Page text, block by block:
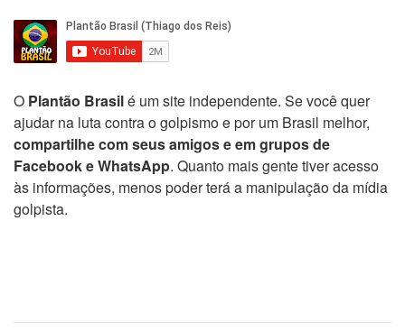
O Plantão Brasilé um site independente. Se você quer
ajudar na luta contra o golpismo e por um Brasil melhor,
compartilhe com seus amigos e em grupos de
Facebook e WhatsApp. Quanto mais gente tiver acesso
às informações, menos poder terá a manipulação da mídia
golpista.